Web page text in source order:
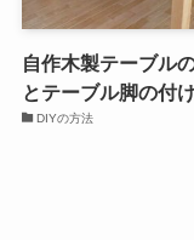
自作木製テーブル
とテーブル脚の付け
DIYの方法